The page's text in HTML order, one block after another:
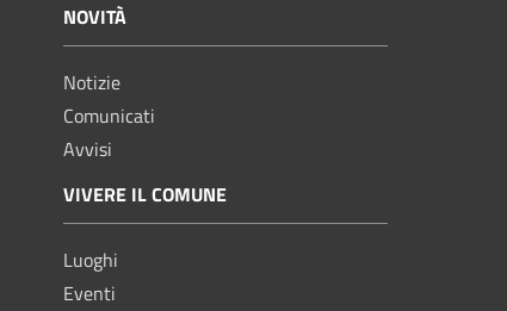
NOVITÀ
Notizie
Comunicati
Avvisi
VIVERE IL COMUNE
Luoghi
Eventi